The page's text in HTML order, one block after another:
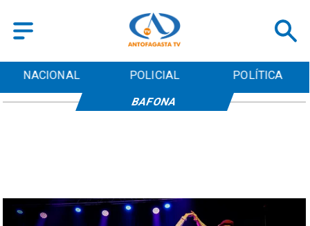
NACIONAL POLICIAL POLÍTICA
BAFONA